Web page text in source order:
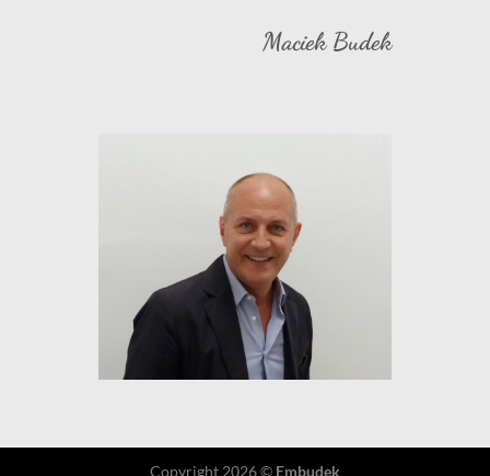
Maciek Budek
Copyright 2026 © Embudek